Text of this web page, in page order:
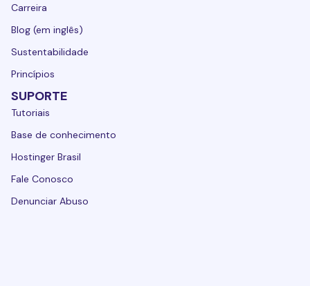
Carreira
Blog (em inglês)
Sustentabilidade
Princípios
SUPORTE
Tutoriais
Base de conhecimento
Hostinger Brasil
Fale Conosco
Denunciar Abuso